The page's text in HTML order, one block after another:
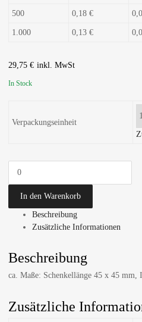
500 0,18 €
1.000 0,13 €
29,75 €
In Stock
Verpackungseinheit
In den Warenkorb
Beschreibung
Zusätzliche Informationen
Beschreibung
ca. Maße: Schenkellänge 45 x 45 mm,
Zusätzliche